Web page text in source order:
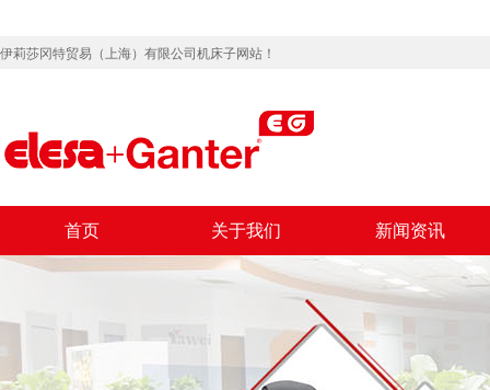
伊莉莎冈特贸易（上海）有限公司机床子网站！
首页 关于我们 新闻资讯